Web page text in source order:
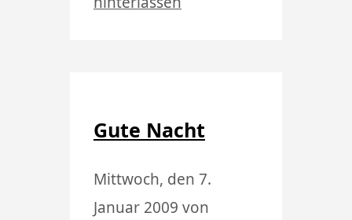
Gute Nacht
Mittwoch, den 7.
Januar 2009 von